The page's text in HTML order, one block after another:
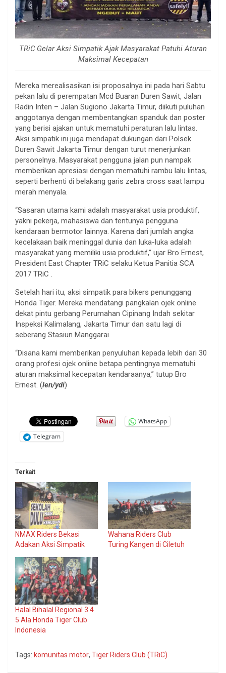
TRiC Gelar Aksi Simpatik Ajak Masyarakat Patuhi Aturan
Maksimal Kecepatan
Mereka merealisasikan isi proposalnya ini pada hari Sabtu
pekan lalu di perempatan Mcd Buaran Duren Sawit, Jalan
Radin Inten – Jalan Sugiono Jakarta Timur, diikuti puluhan
anggotanya dengan membentangkan spanduk dan poster
yang berisi ajakan untuk mematuhi peraturan lalu lintas.
Aksi simpatik ini juga mendapat dukungan dari Polsek
Duren Sawit Jakarta Timur dengan turut menerjunkan
personelnya. Masyarakat pengguna jalan pun nampak
memberikan apresiasi dengan mematuhi rambu lalu lintas,
seperti berhenti di belakang garis zebra cross saat lampu
merah menyala.
“Sasaran utama kami adalah masyarakat usia produktif,
yakni pekerja, mahasiswa dan tentunya pengguna
kendaraan bermotor lainnya. Karena dari jumlah angka
kecelakaan baik meninggal dunia dan luka-luka adalah
masyarakat yang memiliki usia produktif,” ujar Bro Ernest,
President East Chapter TRiC selaku Ketua Panitia SCA
2017 TRiC .
Setelah hari itu, aksi simpatik para bikers penunggang
Honda Tiger. Mereka mendatangi pangkalan ojek online
dekat pintu gerbang Perumahan Cipinang Indah sekitar
Inspeksi Kalimalang, Jakarta Timur dan satu lagi di
seberang Stasiun Manggarai.
“Disana kami memberikan penyuluhan kepada lebih dari 30
orang profesi ojek online betapa pentingnya mematuhi
aturan maksimal kecepatan kendaraanya,” tutup Bro
Ernest. (len/ydi)
WhatsApp
Telegram
Terkait
NMAX Riders Bekasi
Adakan Aksi Simpatik
Wahana Riders Club
Turing Kangen di Ciletuh
Halal Bihalal Regional 3 4
5 Ala Honda Tiger Club
Indonesia
Tags: komunitas motor, Tiger Riders Club (TRiC)